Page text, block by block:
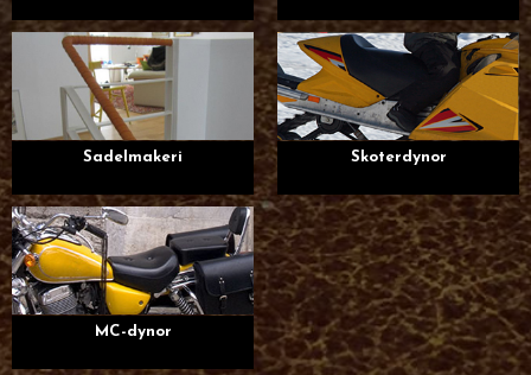
Sadelmakeri Skoterdynor
MC-dynor